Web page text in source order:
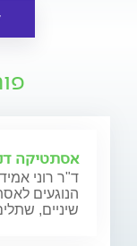
אסתטיקה
ד"ר רוני
הנוגעים
שיניים,